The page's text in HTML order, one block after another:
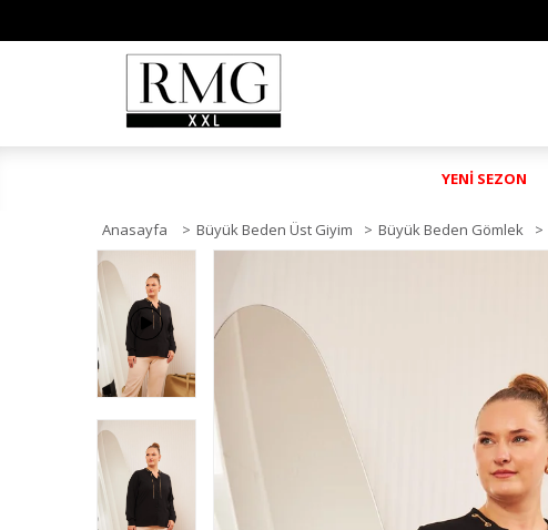
YENİ SEZON
Anasayfa > Büyük Beden Üst Giyim > Büyük Beden Gömlek >